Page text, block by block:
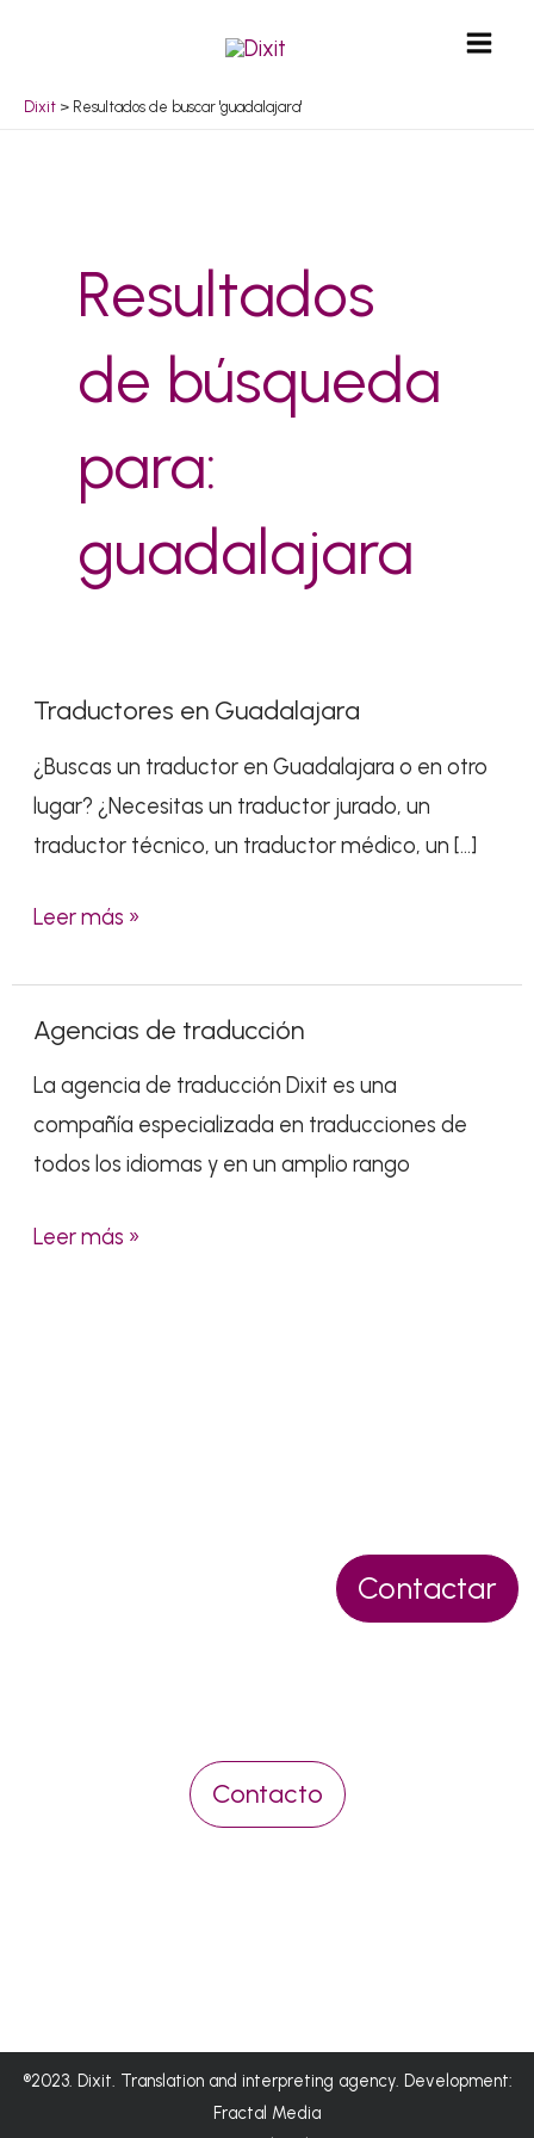
contenido
Dixit > Resultados de buscar 'guadalajara'
Contactar
Resultados
de búsqueda
para:
guadalajara
Traductores en Guadalajara
¿Buscas un traductor en Guadalajara o en otro
lugar? ¿Necesitas un traductor jurado, un
traductor técnico, un traductor médico, un […]
Traductores
en
Guadalajara
Leer más »
Agencias de traducción
La agencia de traducción Dixit es una
compañía especializada en traducciones de
todos los idiomas y en un amplio rango
Agencias
de
traducción
Leer más »
Pídenos presupuesto sin
compromiso
Contacto
®2023. Dixit. Translation and interpreting agency. Development:
Fractal Media